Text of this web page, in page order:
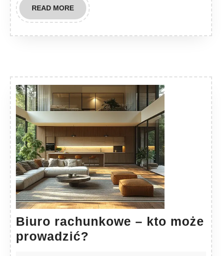
READ MOREREAD
MORE
Biuro rachunkowe – kto może
prowadzić?